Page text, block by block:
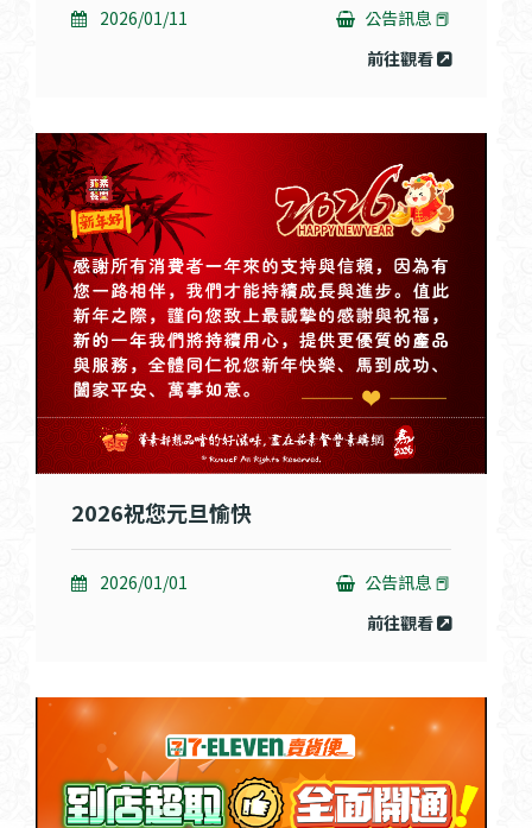
2026/01/11
公告訊息 📕
前往觀看
2026祝您元旦愉快
2026/01/01
公告訊息 📕
前往觀看